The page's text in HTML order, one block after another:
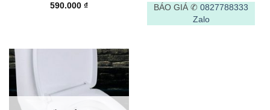
590.000 ₫
BÁO GIÁ ✆ 0827788333
Zalo